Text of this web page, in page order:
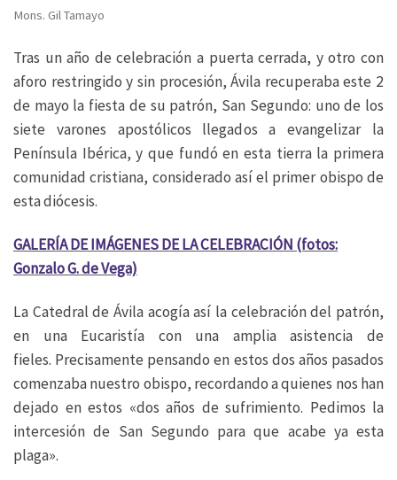
Mons. Gil Tamayo
Tras un año de celebración a puerta cerrada, y otro con
aforo restringido y sin procesión, Ávila recuperaba este 2
de mayo la fiesta de su patrón, San Segundo: uno de los
siete varones apostólicos llegados a evangelizar la
Península Ibérica, y que fundó en esta tierra la primera
comunidad cristiana, considerado así el primer obispo de
esta diócesis.
GALERÍA DE IMÁGENES DE LA CELEBRACIÓN (fotos:
Gonzalo G. de Vega)
La Catedral de Ávila acogía así la celebración del patrón,
en una Eucaristía con una amplia asistencia de
fieles. Precisamente pensando en estos dos años pasados
comenzaba nuestro obispo, recordando a quienes nos han
dejado en estos «dos años de sufrimiento. Pedimos la
intercesión de San Segundo para que acabe ya esta
plaga».